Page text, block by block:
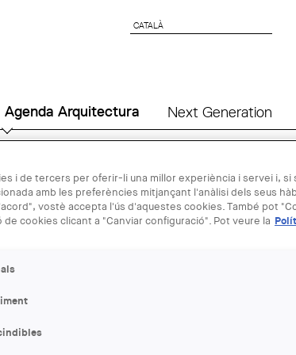
CATALÀ
CATALÀ
Agenda Arquitectura Next Generation
18 JUN
i de tercers per oferir-li una millor experiència i servei i, si
amb les preferències mitjançant l'anàlisi dels seus
vostè accepta l'ús d'aquestes cookies. També pot
de cookies clicant a "Canviar configuració". Pot veure la